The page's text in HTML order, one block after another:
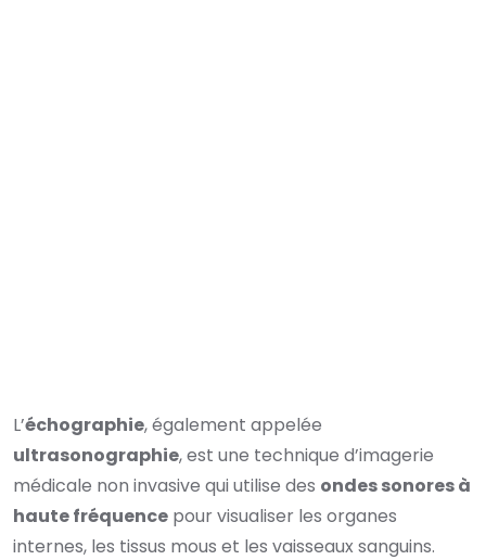
L’échographie, également appelée
ultrasonographie, est une technique d’imagerie
médicale non invasive qui utilise des ondes sonores à
haute fréquence pour visualiser les organes
internes, les tissus mous et les vaisseaux sanguins.